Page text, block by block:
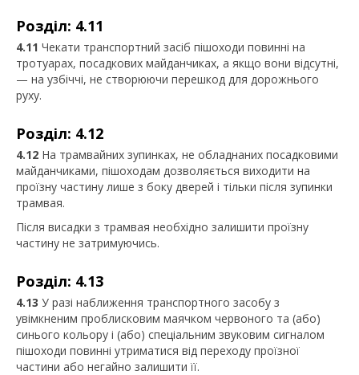
Розділ: 4.11
4.11 Чекати транспортний засіб пішоходи повинні на
тротуарах, посадкових майданчиках, а якщо вони відсутні,
— на узбіччі, не створюючи перешкод для дорожнього
руху.
Розділ: 4.12
4.12 На трамвайних зупинках, не обладнаних посадковими
майданчиками, пішоходам дозволяється виходити на
проїзну частину лише з боку дверей і тільки після зупинки
трамвая.
Після висадки з трамвая необхідно залишити проїзну
частину не затримуючись.
Розділ: 4.13
4.13 У разі наближення транспортного засобу з
увімкненим проблисковим маячком червоного та (або)
синього кольору і (або) спеціальним звуковим сигналом
пішоходи повинні утриматися від переходу проїзної
частини або негайно залишити її.